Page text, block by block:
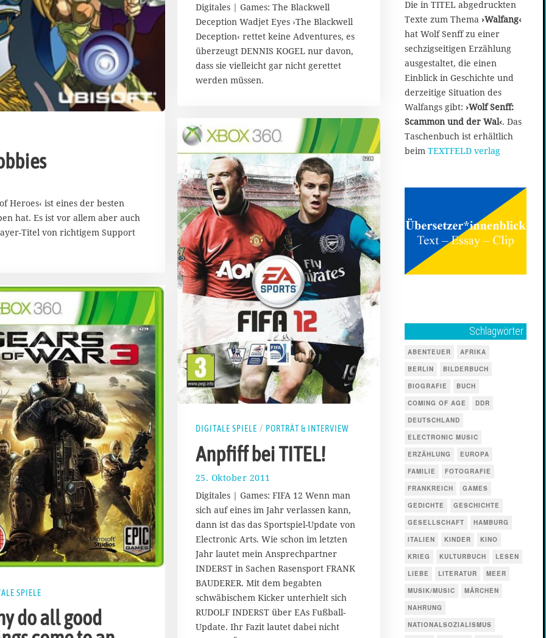
Heroes‹ ist eines der besten
hat. Es ist vor allem aber auch
Titel von richtigem Support
S
e
p
t
e
2
7
Digitales | Games: The Blackwell
Deception Wadjet Eyes ›The Blackwell
Deception‹ rettet keine Adventures, es
überzeugt DENNIS KOGEL nur davon,
dass sie vielleicht gar nicht gerettet
werden müssen.
DIGITALE SPIELE / PORTRÄT & INTERVIEW
Anpfiff bei TITEL!
25. Oktober 2011
3
.
S
e
p
t
m
b
e
r
2
Digitales | Games: FIFA 12 Wenn man
sich auf eines im Jahr verlassen kann,
dann ist das das Sportspiel-Update von
Electronic Arts. Wie schon im letzten
Jahr lautet mein Ansprechpartner
INDERST in Sachen Rasensport FRANK
BAUDERER. Mit dem begabten
schwäbischem Kicker unterhielt sich
RUDOLF INDERST über EAs Fußball-
Update. Ihr Fazit lautet dabei nicht
SPIELE
do all good
Die in TITEL abgedruckten
Texte zum Thema ›Walfang‹
hat Wolf Senff zu einer
sechzigseitigen Erzählung
ausgestaltet, die einen
Einblick in Geschichte und
derzeitige Situation des
Walfangs gibt: ›Wolf Senff:
Scammon und der Wal‹. Das
Taschenbuch ist erhältlich
beim TEXTFELD verlag
Schlagwörter
ABENTEUER
AFRIKA
BERLIN
BILDERBUCH
BIOGRAFIE
BUCH
COMING OF AGE
DDR
DEUTSCHLAND
ELECTRONIC MUSIC
ERZÄHLUNG
EUROPA
FAMILIE
FOTOGRAFIE
FRANKREICH
GAMES
GEDICHTE
GESCHICHTE
GESELLSCHAFT
HAMBURG
ITALIEN
KINDER
KINO
KRIEG
KULTURBUCH
LESEN
LIEBE
LITERATUR
MEER
MUSIK/MUSIC
MÄRCHEN
NAHRUNG
NATIONALSOZIALISMUS